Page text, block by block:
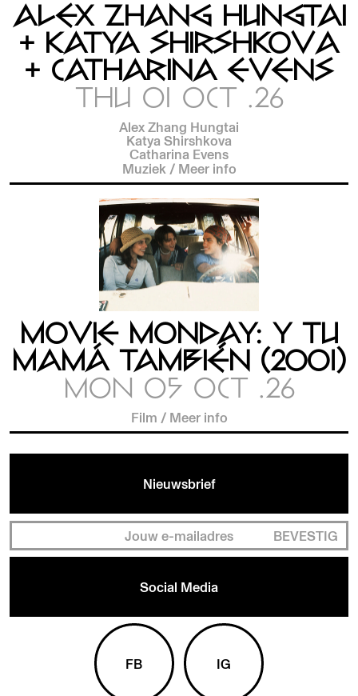
ALEX ZHANG HUNGTAI
+ KATYA SHIRSHKOVA
+ CATHARINA EVENS
THU 01 OCT .26
Alex Zhang Hungtai
Katya Shirshkova
Catharina Evens
Muziek /Meer info
MOVIE MONDAY: Y TU
MAMÁ TAMBIÉN (2001)
MON 05 OCT .26
Film /Meer info
Nieuwsbrief
BEVESTIG
Social Media
FB IG